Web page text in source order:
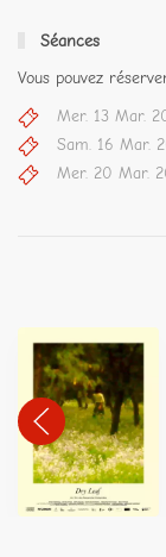
Séances
Vous pouvez
Mer. 13 Mar.
Sam. 16 Mar.
Mer. 20 Mar.